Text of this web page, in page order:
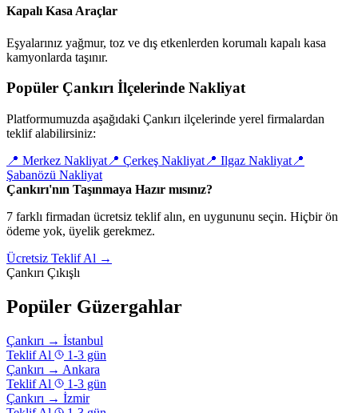
Kapalı Kasa Araçlar
Eşyalarınız yağmur, toz ve dış etkenlerden korumalı kapalı kasa
kamyonlarda taşınır.
Popüler Çankırı İlçelerinde Nakliyat
Platformumuzda aşağıdaki Çankırı ilçelerinde yerel firmalardan
teklif alabilirsiniz:
📍 Merkez Nakliyat 📍 Çerkeş Nakliyat 📍 Ilgaz Nakliyat 📍
Şabanözü Nakliyat
Çankırı'nın Taşınmaya Hazır mısınız?
7 farklı firmadan ücretsiz teklif alın, en uygununu seçin. Hiçbir ön
ödeme yok, üyelik gerekmez.
Ücretsiz Teklif Al →
Çankırı Çıkışlı
Popüler Güzergahlar
Çankırı → İstanbul
Teklif Al
1-3 gün
Çankırı → Ankara
Teklif Al
1-3 gün
Çankırı → İzmir